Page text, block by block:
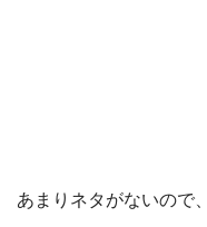
あまりネタがないので